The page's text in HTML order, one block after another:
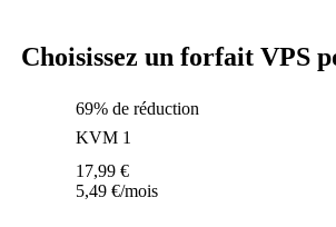
Choisissez un forfait VPS
69% de réduction
KVM 1
17,99 €
5,49 €/mois